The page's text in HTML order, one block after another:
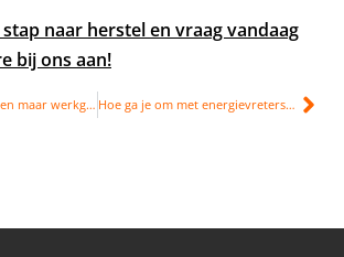
naar herstel en vraag vandaag
bij ons aan!
Burn-out niet alleen maar werkgerelateerd Hoe ga je om met energievreters op je werk?